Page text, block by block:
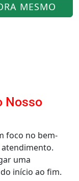
MESMO
Nosso
foco no bem-
atendimento.
uma
início ao fim.